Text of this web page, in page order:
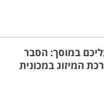
במוסך: הסבר
המיזוג במכונית